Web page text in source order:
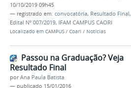
10/10/2019 09h45
— registrado em: convocatória, Resultado Final,
Edital Nº 007/2019, IFAM CAMPUS CAORI
Localizado em CAMPUS / Coari / Notícias
Passou na Graduação? Veja
Resultado Final
porAna Paula Batista
— publicado 15/01/2016